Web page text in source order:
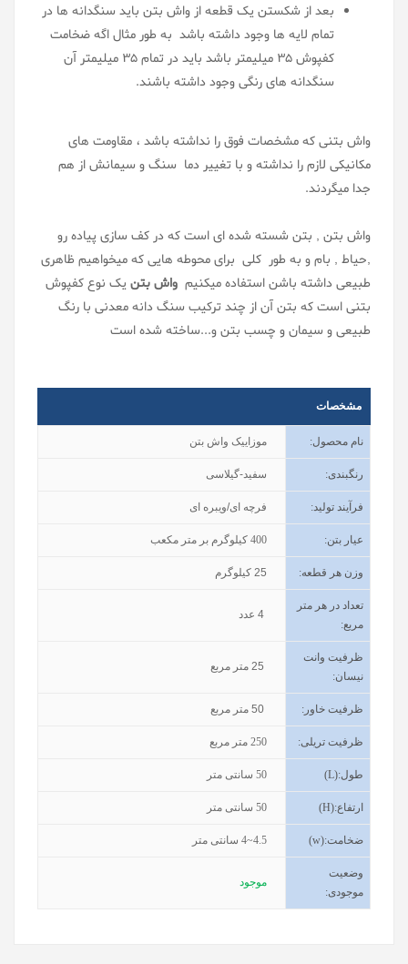
بعد از شکستن یک قطعه از واش بتن باید سنگدانه ها در
تمام لایه ها وجود داشته باشد به طور مثال اگه ضخامت
کفپوش 35 میلیمتر باشد باید در تمام 35 میلیمتر آن
سنگدانه های رنگی وجود داشته باشند.
واش بتنی که مشخصات فوق را نداشته باشد ، مقاومت های
مکانیکی لازم را نداشته و با تغییر دما سنگ و سیمانش از هم
جدا میگردند.
واش بتن , بتن شسته شده ای است که در کف سازی پیاده رو
,حیاط , بام و به طور کلی برای محوطه هایی که میخواهیم ظاهری
طبیعی داشته باشن استفاده میکنیم واش بتن یک نوع کفپوش
بتنی است که بتن آن از چند ترکیب سنگ دانه معدنی با رنگ
طبیعی و سیمان و چسب بتن و...ساخته شده است
مشخصات
نام محصول: موزاییک واش بتن
رنگبندی: سفید-گیلاسی
فرآیند تولید: فرچه ای/ویبره ای
عیار بتن:
400 کیلوگرم بر متر مکعب
وزن هر قطعه: 25 کیلوگرم
تعداد در هر متر
مربع:
4 عدد
ظرفیت وانت
نیسان:
25 متر مربع
ظرفیت خاور :
50 متر مربع
ظرفیت تریلی:
250 متر مربع
طول(L):
50 سانتی متر
ارتفاع(H):
50 سانتی متر
ضخامت(w):
4~4.5 سانتی متر
وضعیت
موجودی:
موجود